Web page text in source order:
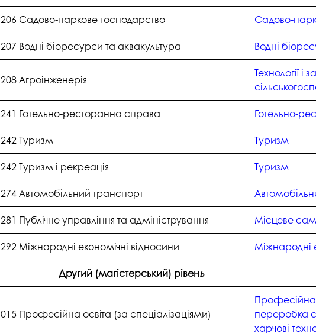
206 Садово-паркове господарство
Садово-
207 Водні біоресурси та аквакультура
Водні
208 Агроінженерія
Технології і
241 Готельно-ресторанна справа
Готельно-
242 Туризм
Туризм
242 Туризм і рекреація
Туризм
274 Автомобільний транспорт
281 Публічне управління та адміністрування
Місцеве
292 Міжнародні економічні відносини
Міжнародні
Другий (магістерський) рівень
015 Професійна освіта (за спеціалізаціями)
Професійна
переробка
харчові